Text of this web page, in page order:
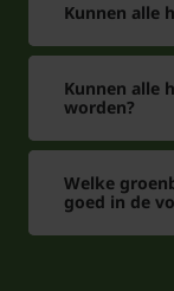
Kunnen alle
Kunnen alle
worden?
Welke
goed in de